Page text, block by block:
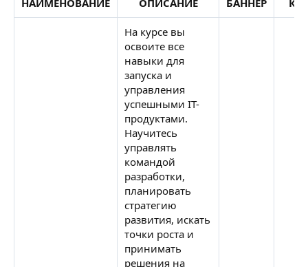
На курсе вы
освоите все
навыки для
запуска и
управления
успешными IT-
продуктами.
Научитесь
управлять
командой
разработки,
планировать
стратегию
развития, искать
точки роста и
принимать
решения на